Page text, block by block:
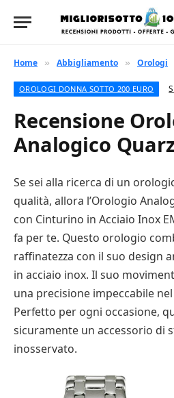
Home » Abbigliamento » Orologi
OROLOGI DONNA SOTTO 200 EURO
Recensione
Analogico
Se sei alla ricerca di un
qualità, allora l’Orologio
con Cinturino in Acciaio Inox
fa per te. Questo orologio
raffinatezza con il suo design
in acciaio inox. Il suo
una precisione impeccabile
Perfetto per ogni occasione,
sicuramente un accessorio di
inosservato.